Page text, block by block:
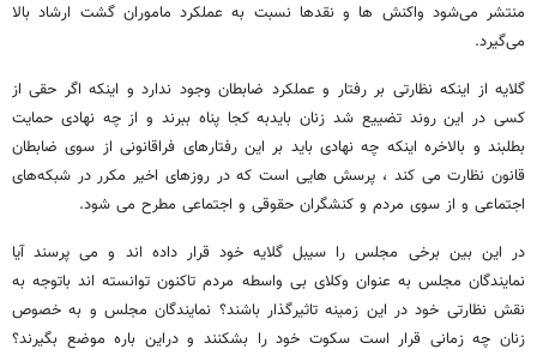
منتشر می‌شود واکنش ها و نقدها نسبت به عملکرد ماموران گشت ارشاد بالا
می‌گیرد.
گلایه از اینکه نظارتی بر رفتار و عملکرد ضابطان وجود ندارد و اینکه اگر حقی از
کسی در این روند تضییع شد زنان بایدبه کجا پناه ببرند و از چه نهادی حمایت
بطلبند و بالاخره اینکه چه نهادی باید بر این رفتارهای فراقانونی از سوی ضابطان
قانون نظارت می کند ، پرسش هایی است که در روزهای اخیر مکرر در شبکه‌های
اجتماعی و از سوی مردم و کنشگران حقوقی و اجتماعی مطرح می شود.
در این بین برخی مجلس را سیبل گلایه خود قرار داده اند و می پرسند آیا
نمایندگان مجلس به عنوان وکلای بی واسطه مردم تاکنون توانسته اند باتوجه به
نقش نظارتی خود در این زمینه تاثیرگذار باشند؟ نمایندگان مجلس و به خصوص
زنان چه زمانی قرار است سکوت خود را بشکنند و دراین باره موضع بگیرند؟